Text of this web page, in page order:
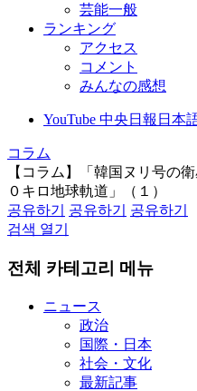
芸能一般
ランキング
アクセス
コメント
みんなの感想
YouTube 中央日報日本
コラム
【コラム】「韓国ヌリ号の
０キロ地球軌道」（１）
공유하기
공유하기
공유하기
검색 열기
전체 카테고리 메뉴
ニュース
政治
国際・日本
社会・文化
最新記事